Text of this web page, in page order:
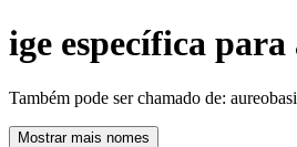
ige específica
Também pode ser chamado de:
Mostrar mais nomes